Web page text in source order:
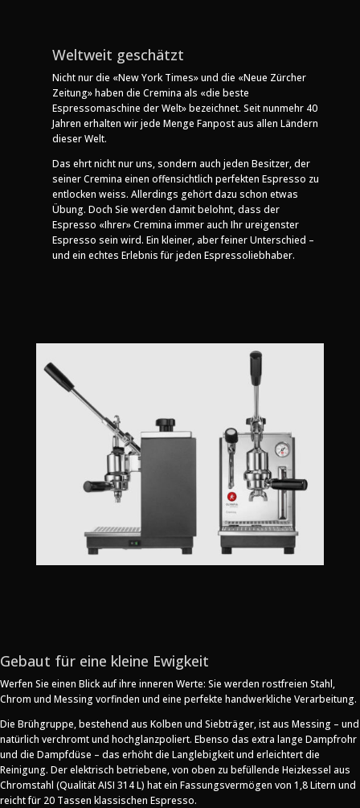
Weltweit geschätzt
Nicht nur die «New York Times» und die «Neue Zürcher
Zeitung» haben die Cremina als «die beste
Espressomaschine der Welt» bezeichnet. Seit nunmehr 40
Jahren erhalten wir jede Menge Fanpost aus allen Ländern
dieser Welt.
Das ehrt nicht nur uns, sondern auch jeden Besitzer, der
seiner Cremina einen offensichtlich perfekten Espresso zu
entlocken weiss. Allerdings gehört dazu schon etwas
Übung. Doch Sie werden damit belohnt, dass der
Espresso «Ihrer» Cremina immer auch Ihr ureigenster
Espresso sein wird. Ein kleiner, aber feiner Unterschied –
und ein echtes Erlebnis für jeden Espressoliebhaber.
Gebaut für eine kleine Ewigkeit
Werfen Sie einen Blick auf ihre inneren Werte: Sie werden rostfreien Stahl,
Chrom und Messing vorfinden und eine perfekte handwerkliche Verarbeitung.
Die Brühgruppe, bestehend aus Kolben und Siebträger, ist aus Messing – und
natürlich verchromt und hochglanzpoliert. Ebenso das extra lange Dampfrohr
und die Dampfdüse – das erhöht die Langlebigkeit und erleichtert die
Reinigung. Der elektrisch betriebene, von oben zu befüllende Heizkessel aus
Chromstahl (Qualität AISI 314 L) hat ein Fassungsvermögen von 1,8 Litern und
reicht für 20 Tassen klassischen Espresso.